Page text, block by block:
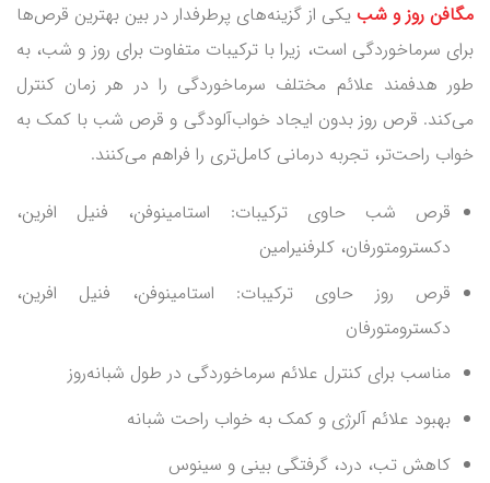
مگافن روز و شب یکی از گزینه‌های پرطرفدار در بین بهترین قرص‌ها
برای سرماخوردگی است، زیرا با ترکیبات متفاوت برای روز و شب، به
طور هدفمند علائم مختلف سرماخوردگی را در هر زمان کنترل
می‌کند. قرص روز بدون ایجاد خواب‌آلودگی و قرص شب با کمک به
خواب راحت‌تر، تجربه درمانی کامل‌تری را فراهم می‌کنند.
قرص شب حاوی ترکیبات: استامینوفن، فنیل افرین،
دکسترومتورفان، کلرفنیرامین
قرص روز حاوی ترکیبات: استامینوفن، فنیل افرین،
دکسترومتورفان
مناسب برای کنترل علائم سرماخوردگی در طول شبانه‌روز
بهبود علائم آلرژی و کمک به خواب راحت شبانه
کاهش تب، درد، گرفتگی بینی و سینوس